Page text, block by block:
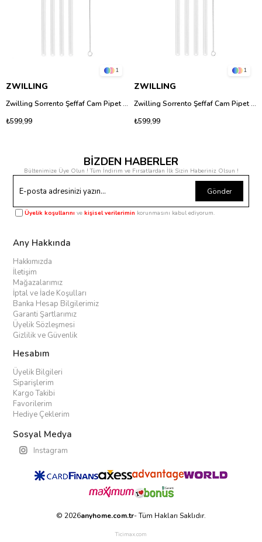
1
ZWILLING
Zwilling Sorrento Şeffaf Cam Pipet Seti - 4 Adet Ucu Kıvrık Borosilikat Pipet
₺599,99
1
ZWILLING
Zwilling Sorrento Şeffaf Cam Pipet Seti - 4 Adet Düz Borosilikat Cam Pipet
₺599,99
BİZDEN HABERLER
Bültenimize Üye Olun ! Tüm İndirim ve Fırsatlardan İlk Sizin Haberiniz Olsun !
Gönder
Üyelik koşullarını vekişisel verilerimin korunmasını kabul ediyorum.
Any Hakkında
Hakkımızda
İletişim
Mağazalarımız
İptal ve İade Koşulları
Banka Hesap Bilgilerimiz
Garanti Şartlarımız
Üyelik Sözleşmesi
Gizlilik ve Güvenlik
Hesabım
Üyelik Bilgileri
Siparişlerim
Kargo Takibi
Favorilerim
Hediye Çeklerim
Sosyal Medya
Instagram
© 2026anyhome.com.tr- Tüm Hakları Saklıdır.
Ticimax.com